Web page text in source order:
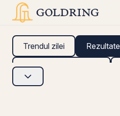
Trendul zilei Rezultate
Analize fundamentale